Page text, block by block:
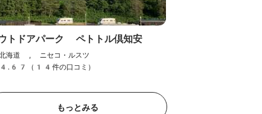
マオイオートランド
北海道 , 石狩・空知・千歳
4.12（59件の口コミ）
トドアパーク ペトトル倶知安
海道 , ニセコ・ルスツ
4.67（14件の口コミ）
もっとみる